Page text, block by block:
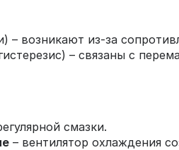
– возникают из-за
– связаны с
смазки.
– вентилятор охлаждения